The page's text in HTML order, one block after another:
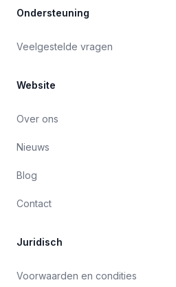
Ondersteuning
Veelgestelde vragen
Website
Over ons
Nieuws
Blog
Contact
Juridisch
Voorwaarden en condities